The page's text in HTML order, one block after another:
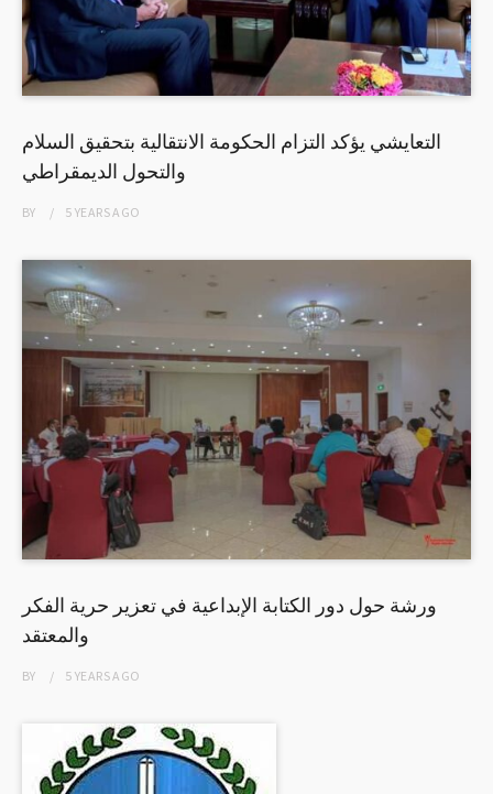
التعايشي يؤكد التزام الحكومة الانتقالية بتحقيق السلام
والتحول الديمقراطي
BY 5 YEARSAGO
ورشة حول دور الكتابة الإبداعية في تعزير حرية الفكر
والمعتقد
BY 5 YEARSAGO